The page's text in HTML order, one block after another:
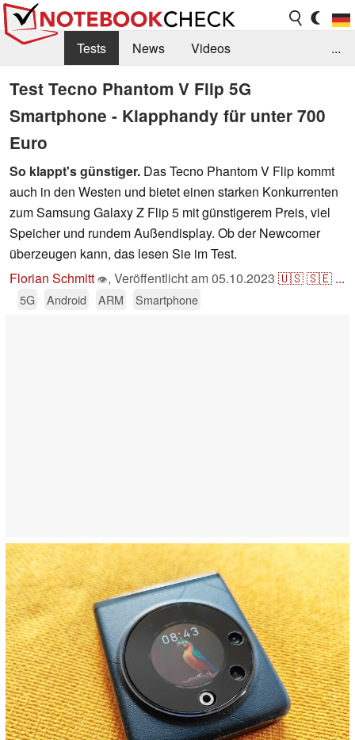
Tests News
Videos
Benchmarks & Tech
Externe Tests
Kaufberatung
Deals Suche
Jobs
Forum
...
Test Tecno Phantom V Flip 5G
Smartphone - Klapphandy für unter 700
Euro
So klappt's günstiger. Das Tecno Phantom V Flip kommt
auch in den Westen und bietet einen starken Konkurrenten
zum Samsung Galaxy Z Flip 5 mit günstigerem Preis, viel
Speicher und rundem Außendisplay. Ob der Newcomer
überzeugen kann, das lesen Sie im Test.
Florian Schmitt 👁, Veröffentlicht am05.10.2023 🇺🇸🇸🇪 ...
5G Android ARM Smartphone